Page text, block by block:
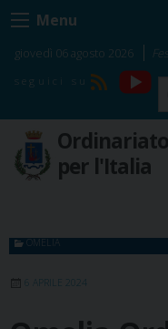
Skip
to
content
Menu
giovedì 06 agosto 2026
RSS
per l'Italia
OMELIA
6 APRILE 2024